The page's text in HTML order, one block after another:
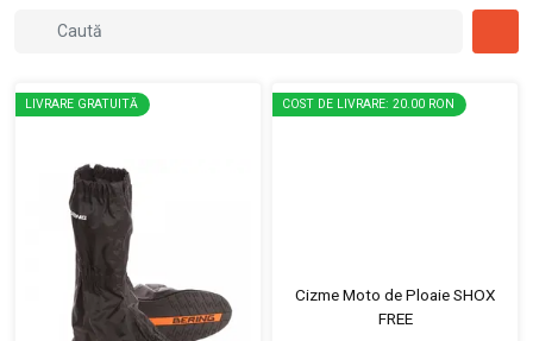
LIVRARE GRATUITĂ COST DE LIVRARE: 20.00 RON
Cizme Moto de Ploaie SHOX
FREE